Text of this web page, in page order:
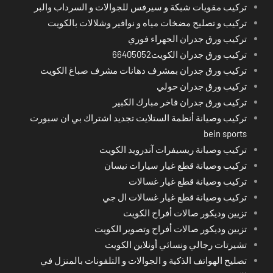
تركيب مقويات شبكة و سيرفس للجوالات و السرداب والبر
تركيب و تصليح مضخات مياه و نوافير وشلالات بالكويت
تركيب ورق جدران الجهراء فوري
تركيب ورق جدران الكويت66405052
تركيب ورق جدران بمشرف دهانات مشرف صباغ الكويت
تركيب ورق جدران حولي
تركيب ورق جدران فاخر مبارك الكبير
تركيب وصيانة أنظمة الستلايت تجديد اشتراك بي ان سبورت
bein sports
تركيب وصيانة ريسيفرات آندرويد الكويت
تركيب وصيانة قطع غيار سيارات نيسان
تركيب وصيانة قطع غيار غسالات
تركيب وصيانة قطع غيار غسالات ال جي
تزيين وديكور صالات أفراح الكويت
تزيين وديكور صالات أفراح وتصوير الكويت
تشيرتات رجالي ونسائي أونلاين الكويت
تصليح الهواتف الذكية و الجوالات و التلفونات بالمنزل في